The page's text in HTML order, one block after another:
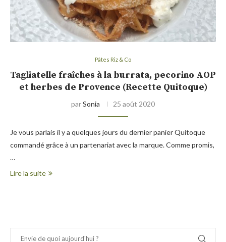
Pâtes Riz & Co
Tagliatelle fraîches à la burrata, pecorino AOP
et herbes de Provence (Recette Quitoque)
parSonia 25 août 2020
Je vous parlais il y a quelques jours du dernier panier Quitoque
commandé grâce à un partenariat avec la marque. Comme promis,
…
Lire la suite